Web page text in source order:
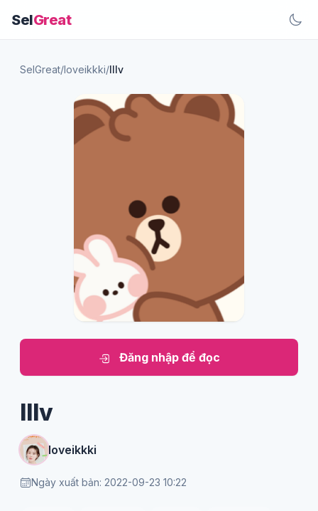
SelGreat
SelGreat/loveikkki/lllv
Đăng nhập để đọc
lllv
loveikkki
Ngày xuất bản: 2022-09-23 10:22